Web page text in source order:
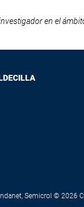
en el
, Semicrol © 2026